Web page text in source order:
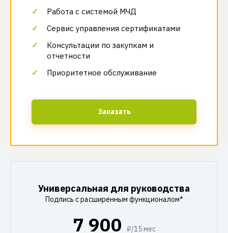
Работа с системой МЧД
Сервис управления сертификатами
Консультации по закупкам и
отчетности
Приоритетное обслуживание
Заказать
Универсальная для руководства
Подпись с расширенным функционалом*
7 900 ₽/15 мес